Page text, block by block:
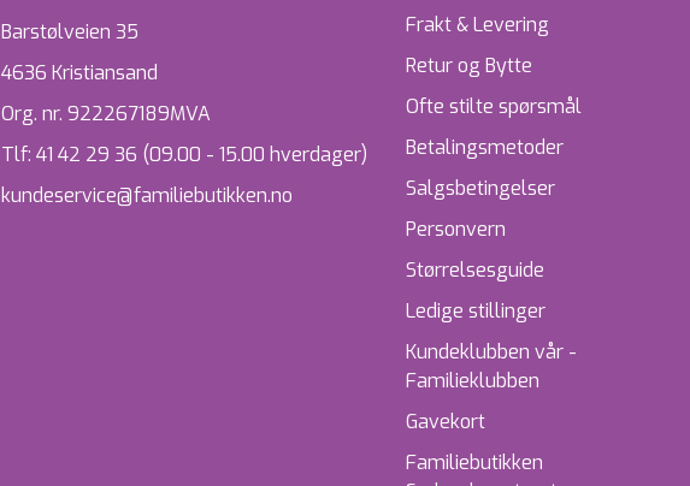
Barstølveien 35
4636 Kristiansand
Org. nr. 922267189MVA
Tlf: 41 42 29 36 (09.00 - 15.00 hverdager)
kundeservice@familiebutikken.no
Frakt & Levering
Retur og Bytte
Ofte stilte spørsmål
Betalingsmetoder
Salgsbetingelser
Personvern
Størrelsesguide
Ledige stillinger
Kundeklubben vår -
Familieklubben
Gavekort
Familiebutikken